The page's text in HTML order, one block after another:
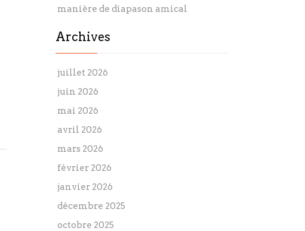
manière de diapason amical
Archives
juillet 2026
juin 2026
mai 2026
avril 2026
mars 2026
février 2026
janvier 2026
décembre 2025
octobre 2025